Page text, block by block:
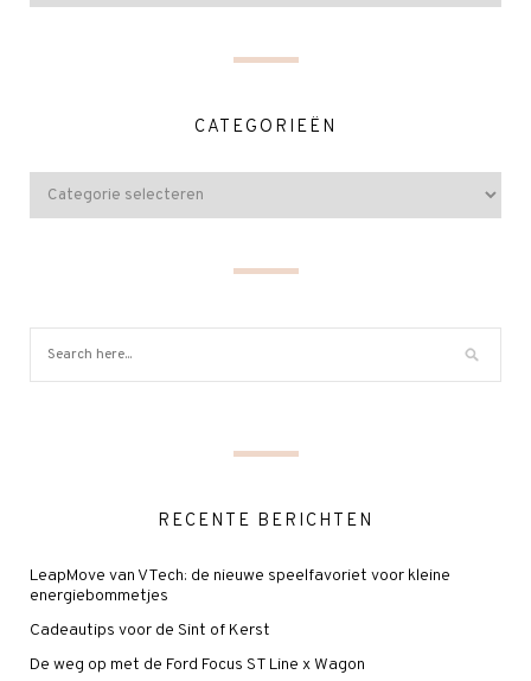
CATEGORIEËN
RECENTE BERICHTEN
LeapMove van VTech: de nieuwe speelfavoriet voor kleine
energiebommetjes
Cadeautips voor de Sint of Kerst
De weg op met de Ford Focus ST Line x Wagon